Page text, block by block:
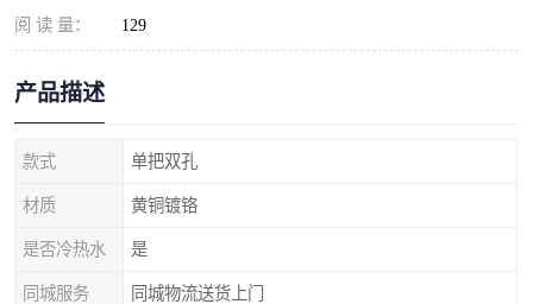
阅 读 量： 129
产品描述
款式 单把双孔
材质 黄铜镀铬
是否冷热水 是
同城服务 同城物流送货上门